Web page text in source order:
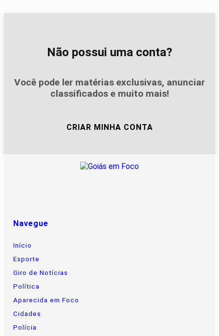
Não possui uma conta?
Você pode ler matérias exclusivas, anunciar
classificados e muito mais!
CRIAR MINHA CONTA
Navegue
Início
Esporte
Giro de Notícias
Política
Aparecida em Foco
Cidades
Polícia